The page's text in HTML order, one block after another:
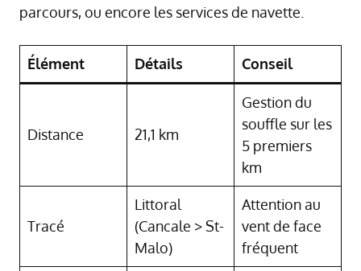
parcours, ou encore les services de navette.
Élément Détails Conseil
Distance 21,1 km
Gestion du
souffle sur les
5 premiers
km
Tracé
Littoral
(Cancale > St-
Malo)
Attention au
vent de face
fréquent